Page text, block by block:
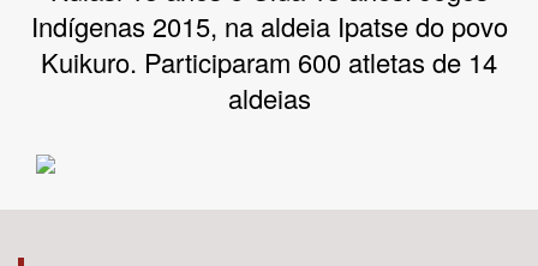
Bioma / Bacia
Subtema
Indígenas 2015, na aldeia Ipatse do povo
Kuikuro. Participaram 600 atletas de 14
aldeias